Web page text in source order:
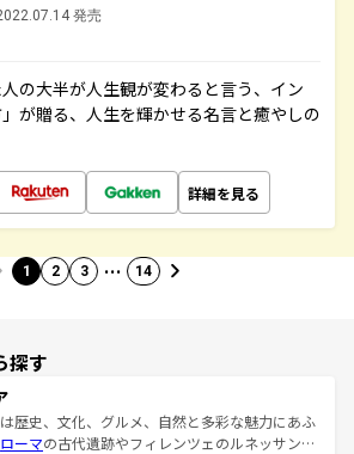
発売
の大半が人生観が変わると言う、イン
が贈る、人生を輝かせる名言と癒やしの
詳細を見る
1 2 3 … 14
探す
歴史、文化、グルメ、自然と多彩な魅力にあふ
ローマの古代遺跡やフィレンツェのルネッサンス